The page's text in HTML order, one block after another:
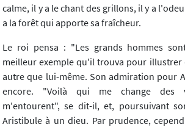
calme, il y a le chant des grillons, il y a
a la forêt qui apporte sa fraîcheur.
Le roi pensa : "Les grands hommes
meilleur exemple qu'il trouva pour illustrer
autre que lui-même. Son admiration pour
encore. "Voilà qui me change des
m'entourent", se dit-il, et, poursuivant
Aristibule à un dieu. Par prudence,